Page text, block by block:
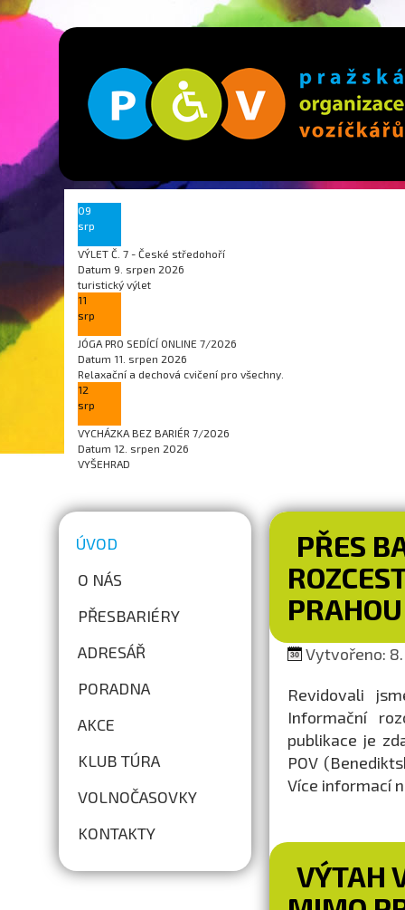
09
srp
VÝLET Č. 7 - České středohoří
Datum 9. srpen 2026
turistický výlet
11
srp
JÓGA PRO SEDÍCÍ ONLINE 7/2026
Datum 11. srpen 2026
Relaxační a dechová cvičení pro všechny.
12
srp
VYCHÁZKA BEZ BARIÉR 7/2026
Datum 12. srpen 2026
VYŠEHRAD
ÚVOD
O NÁS
PŘESBARIÉRY
ADRESÁŘ
PORADNA
AKCE
KLUB TÚRA
VOLNOČASOVKY
KONTAKTY
PŘES
PRAHOU
Vytvořeno: 8.
Revidovali
Informační
publikace je
POV
Více informací
VÝTAH